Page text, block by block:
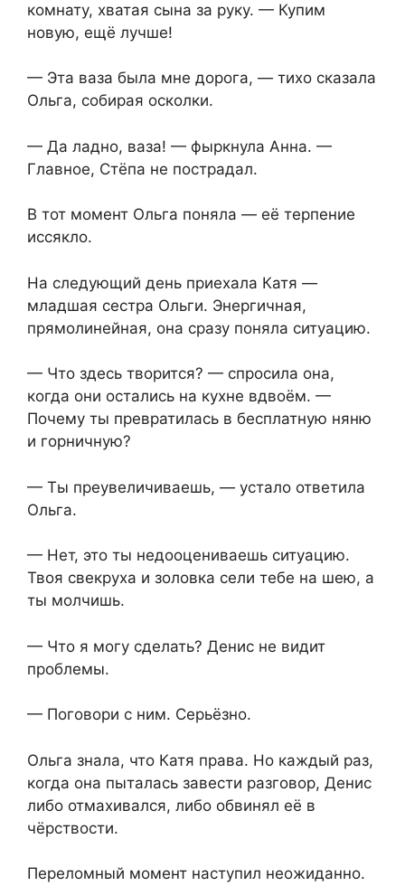
комнату, хватая сына за руку. — Купим
новую, ещё лучше!
— Эта ваза была мне дорога, — тихо сказала
Ольга, собирая осколки.
— Да ладно, ваза! — фыркнула Анна. —
Главное, Стёпа не пострадал.
В тот момент Ольга поняла — её терпение
иссякло.
На следующий день приехала Катя —
младшая сестра Ольги. Энергичная,
прямолинейная, она сразу поняла ситуацию.
— Что здесь творится? — спросила она,
когда они остались на кухне вдвоём. —
Почему ты превратилась в бесплатную няню
и горничную?
— Ты преувеличиваешь, — устало ответила
Ольга.
— Нет, это ты недооцениваешь ситуацию.
Твоя свекруха и золовка сели тебе на шею, а
ты молчишь.
— Что я могу сделать? Денис не видит
проблемы.
— Поговори с ним. Серьёзно.
Ольга знала, что Катя права. Но каждый раз,
когда она пыталась завести разговор, Денис
либо отмахивался, либо обвинял её в
чёрствости.
Переломный момент наступил неожиданно.